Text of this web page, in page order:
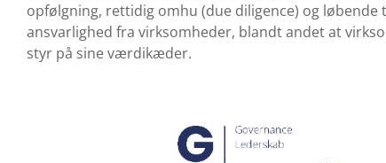
opfølgning, rettidig omhu (due diligence) og
ansvarlighed fra virksomheder, blandt andet at
styr på sine værdikæder.